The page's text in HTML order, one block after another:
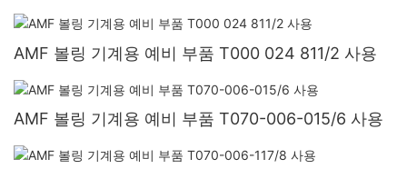
AMF 볼링 기계용 예비 부품 T000 024 811/2 사용
AMF 볼링 기계용 예비 부품 T070-006-015/6 사용